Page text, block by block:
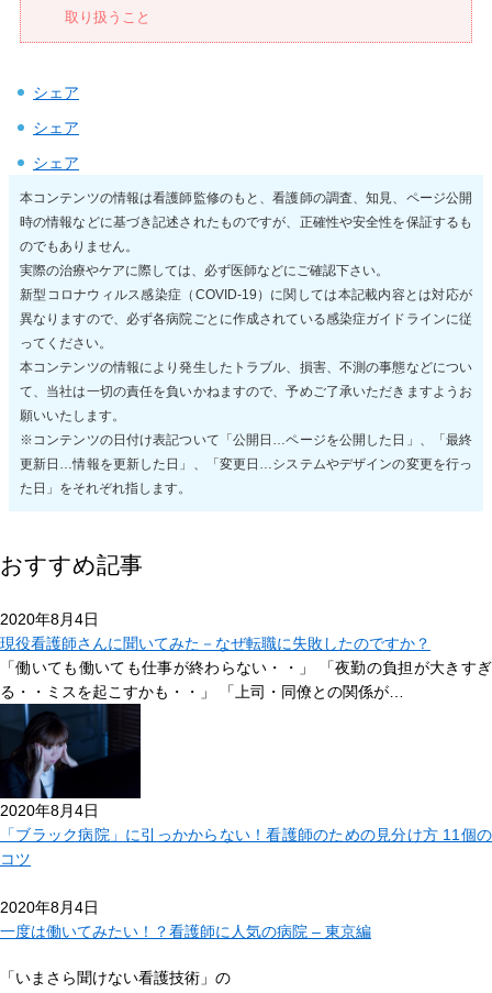
取り扱うこと
シェア
シェア
シェア
本コンテンツの情報は看護師監修のもと、看護師の調査、知見、ページ公開
時の情報などに基づき記述されたものですが、正確性や安全性を保証するも
のでもありません。
実際の治療やケアに際しては、必ず医師などにご確認下さい。
新型コロナウィルス感染症（COVID-19）に関しては本記載内容とは対応が
異なりますので、必ず各病院ごとに作成されている感染症ガイドラインに従
ってください。
本コンテンツの情報により発生したトラブル、損害、不測の事態などについ
て、当社は一切の責任を負いかねますので、予めご了承いただきますようお
願いいたします。
※コンテンツの日付け表記ついて「公開日…ページを公開した日」、「最終
更新日…情報を更新した日」、「変更日…システムやデザインの変更を行っ
た日」をそれぞれ指します。
おすすめ記事
2020年8月4日
現役看護師さんに聞いてみた－なぜ転職に失敗したのですか？
「働いても働いても仕事が終わらない・・」 「夜勤の負担が大きすぎ
る・・ミスを起こすかも・・」 「上司・同僚との関係が…
2020年8月4日
「ブラック病院」に引っかからない！看護師のための見分け方 11個の
コツ
2020年8月4日
一度は働いてみたい！？看護師に人気の病院 – 東京編
「いまさら聞けない看護技術」の